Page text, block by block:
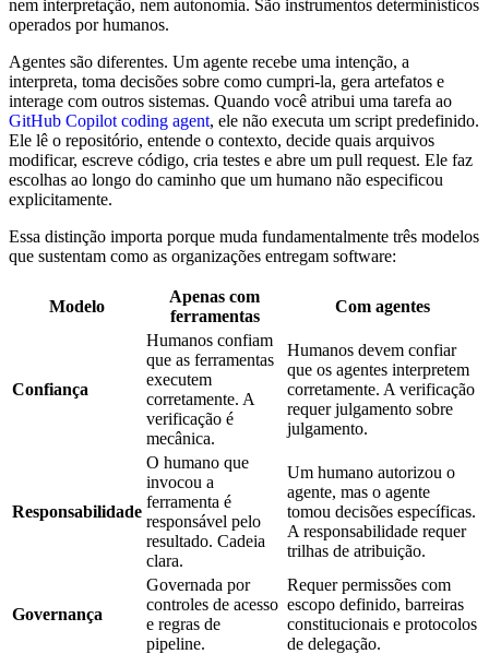
nem interpretação, nem autonomia. São instrumentos determinísticos
operados por humanos.
Agentes são diferentes. Um agente recebe uma intenção, a
interpreta, toma decisões sobre como cumpri-la, gera artefatos e
interage com outros sistemas. Quando você atribui uma tarefa ao
GitHub Copilot coding agent, ele não executa um script predefinido.
Ele lê o repositório, entende o contexto, decide quais arquivos
modificar, escreve código, cria testes e abre um pull request. Ele faz
escolhas ao longo do caminho que um humano não especificou
explicitamente.
Essa distinção importa porque muda fundamentalmente três modelos
que sustentam como as organizações entregam software:
Modelo
Apenas com
ferramentas
Com agentes
Confiança
Humanos confiam
que as ferramentas
executem
corretamente. A
verificação é
mecânica.
Humanos devem confiar
que os agentes interpretem
corretamente. A verificação
requer julgamento sobre
julgamento.
Responsabilidade
O humano que
invocou a
ferramenta é
responsável pelo
resultado. Cadeia
clara.
Um humano autorizou o
agente, mas o agente
tomou decisões específicas.
A responsabilidade requer
trilhas de atribuição.
Governança
Governada por
controles de acesso
e regras de
pipeline.
Requer permissões com
escopo definido, barreiras
constitucionais e protocolos
de delegação.